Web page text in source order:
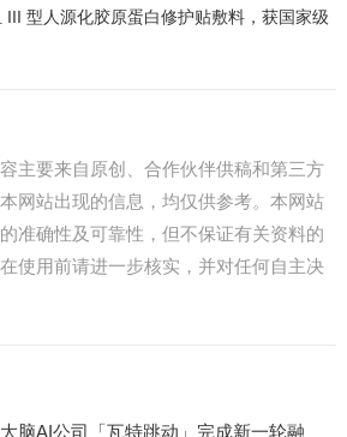
型人源化胶原蛋白修护贴敷料，获国家级
主要来自原创、合作伙伴供稿和第三方
网站出现的信息，均仅供参考。本网站
准确性及可靠性，但不保证有关资料的
使用前请进一步核实，并对任何自主决
脑AI公司「瓦特跳动」完成新一轮融